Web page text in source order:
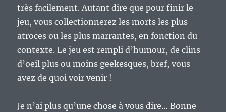
très facilement. Autant dire que pour finir le
jeu, vous collectionnerez les morts les plus
atroces ou les plus marrantes, en fonction du
contexte. Le jeu est rempli d’humour, de clins
d’oeil plus ou moins geekesques, bref, vous
avez de quoi voir venir !
Je n’ai plus qu’une chose à vous dire… Bonne